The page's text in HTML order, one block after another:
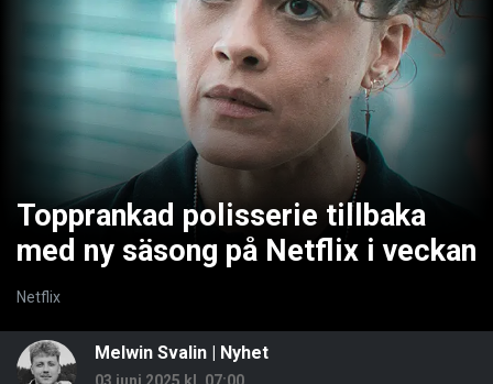
Topprankad polisserie tillbaka
med ny säsong på Netflix i veckan
Netflix
Melwin Svalin | Nyhet